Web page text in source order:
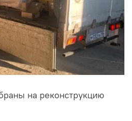
на реконструкцию